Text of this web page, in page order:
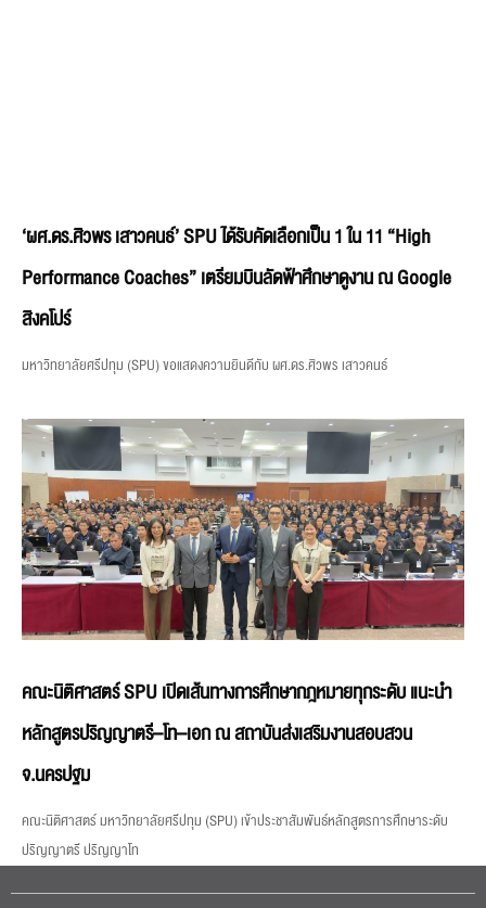
‘ผศ.ดร.ศิวพร เสาวคนธ์’ SPU ได้รับคัดเลือกเป็น 1 ใน 11 “High
Performance Coaches” เตรียมบินลัดฟ้าศึกษาดูงาน ณ Google
สิงคโปร์
มหาวิทยาลัยศรีปทุม (SPU) ขอแสดงความยินดีกับ ผศ.ดร.ศิวพร เสาวคนธ์
คณะนิติศาสตร์ SPU เปิดเส้นทางการศึกษากฎหมายทุกระดับ แนะนำ
หลักสูตรปริญญาตรี–โท–เอก ณ สถาบันส่งเสริมงานสอบสวน
จ.นครปฐม
คณะนิติศาสตร์ มหาวิทยาลัยศรีปทุม (SPU) เข้าประชาสัมพันธ์หลักสูตรการศึกษาระดับ
ปริญญาตรี ปริญญาโท